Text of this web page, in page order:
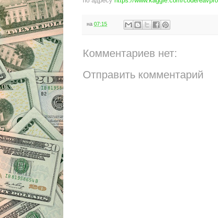
на 07:15
Комментариев нет:
Отправить комментарий